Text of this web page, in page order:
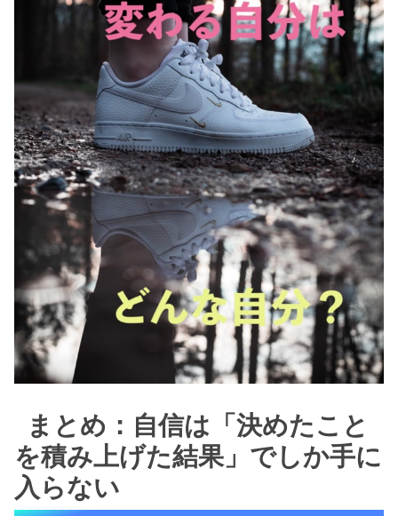
まとめ：自信は「決めたこと
を積み上げた結果」でしか手に
入らない